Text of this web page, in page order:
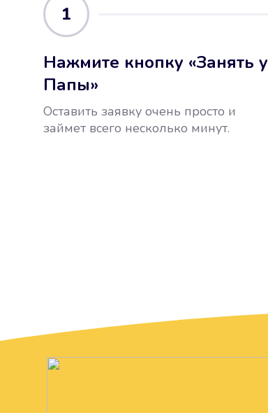
1
Нажмите кнопку «Занять у
Папы»
Оставить заявку очень просто и
займет всего несколько минут.